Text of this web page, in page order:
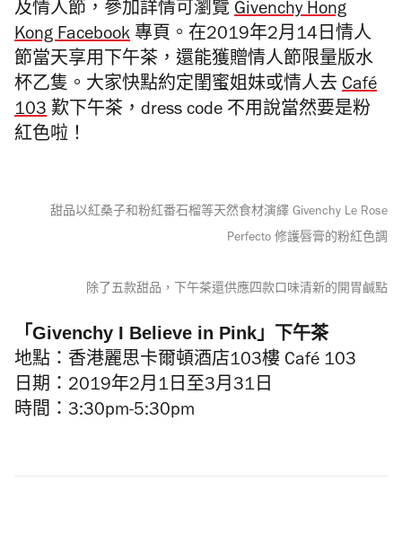
及情人節，參加詳情可瀏覽 Givenchy Hong
Kong Facebook 專頁。在2019年2月14日情人
節當天享用下午茶，還能獲贈情人節限量版水
杯乙隻。大家快點約定閨蜜姐妹或情人去 Café
103 歎下午茶，dress code 不用說當然要是粉
紅色啦！
甜品以紅桑子和粉紅番石榴等天然食材演繹 Givenchy Le Rose
Perfecto 修護唇膏的粉紅色調
除了五款甜品，下午茶還供應四款口味清新的開胃鹹點
「Givenchy I Believe in Pink」下午茶
地點：香港麗思卡爾頓酒店103樓 Café 103
日期：2019年2月1日至3月31日
時間：3:30pm-5:30pm